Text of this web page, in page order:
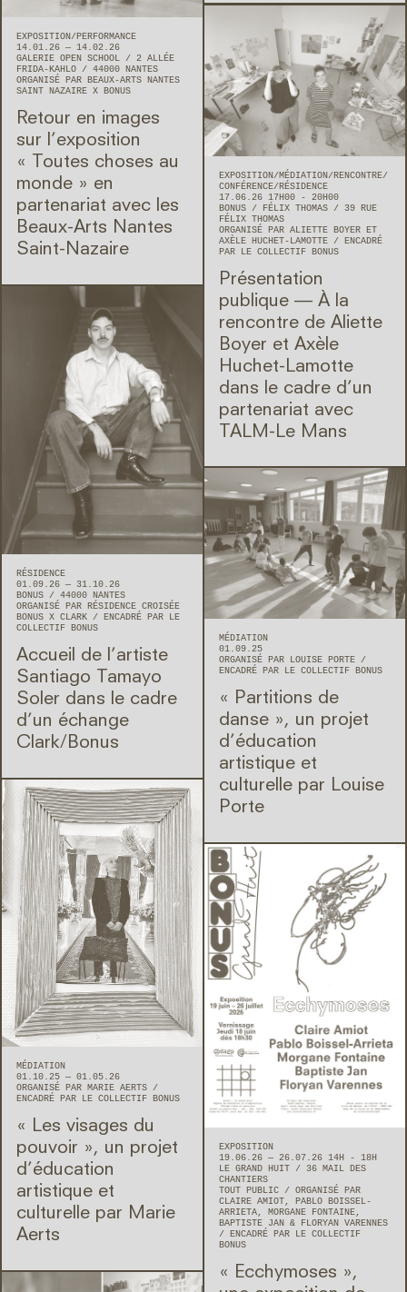
EXPOSITION PERFORMANCE
14.01.26 — 14.02.26
GALERIE OPEN SCHOOL
2 ALLÉE
FRIDA-KAHLO
44000 NANTES
ORGANISÉ PAR BEAUX-ARTS NANTES
SAINT NAZAIRE X BONUS
Retour en images
sur l’exposition
« Toutes choses au
monde » en
partenariat avec les
Beaux-Arts Nantes
Saint-Nazaire
EXPOSITION MÉDIATION
RENCONTRE/
CONFÉRENCE
RÉSIDENCE
17.06.26 17H00 - 20H00
BONUS
FÉLIX THOMAS
39 RUE
FÉLIX THOMAS
ORGANISÉ PAR ALIETTE BOYER ET
AXÈLE HUCHET-LAMOTTE
ENCADRÉ
PAR LE COLLECTIF BONUS
Présentation
publique — À la
rencontre de Aliette
Boyer et Axèle
Huchet-Lamotte
dans le cadre d’un
partenariat avec
TALM-Le Mans
RÉSIDENCE
01.09.26 — 31.10.26
BONUS
44000 NANTES
ORGANISÉ PAR RÉSIDENCE CROISÉE
BONUS X CLARK
ENCADRÉ PAR LE
COLLECTIF BONUS
Accueil de l’artiste
Santiago Tamayo
Soler dans le cadre
d’un échange
Clark/Bonus
MÉDIATION
01.09.25
ORGANISÉ PAR LOUISE PORTE
ENCADRÉ PAR LE COLLECTIF BONUS
« Partitions de
danse », un projet
d’éducation
artistique et
culturelle par Louise
Porte
MÉDIATION
01.10.25 — 01.05.26
ORGANISÉ PAR MARIE AERTS
ENCADRÉ PAR LE COLLECTIF BONUS
« Les visages du
pouvoir », un projet
d’éducation
artistique et
culturelle par Marie
Aerts
EXPOSITION
19.06.26 — 26.07.26 14H - 18H
LE GRAND HUIT
36 MAIL DES
CHANTIERS
TOUT PUBLIC
ORGANISÉ PAR
CLAIRE AMIOT, PABLO BOISSEL-
ARRIETA, MORGANE FONTAINE,
BAPTISTE JAN & FLORYAN VARENNES
ENCADRÉ PAR LE COLLECTIF
BONUS
« Ecchymoses »,